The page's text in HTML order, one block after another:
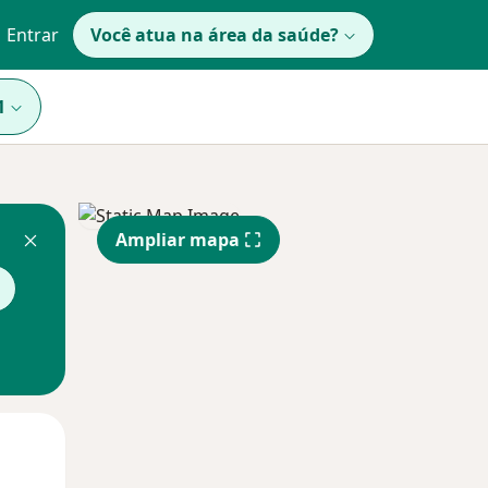
Entrar Você atua na área da saúde?
Ampliar mapa